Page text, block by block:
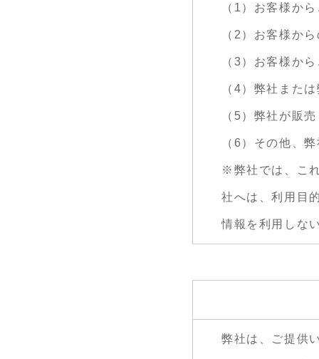
（1）お客様か
（2）お客様か
（3）お客様か
（4）弊社また
（5）弊社が販
（6）その他、
※弊社では、こ
社へは、利用目
情報を利用しな
弊社は、ご提供